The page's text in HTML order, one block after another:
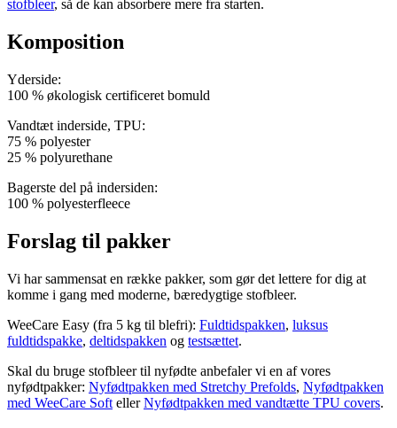
stofbleer, så de kan absorbere mere fra starten.
Komposition
Yderside:
100 % økologisk certificeret bomuld
Vandtæt inderside, TPU:
75 % polyester
25 % polyurethane
Bagerste del på indersiden:
100 % polyesterfleece
Forslag til pakker
Vi har sammensat en række pakker, som gør det lettere for dig at
komme i gang med moderne, bæredygtige stofbleer.
WeeCare Easy (fra 5 kg til blefri): Fuldtidspakken, luksus
fuldtidspakke, deltidspakken og testsættet.
Skal du bruge stofbleer til nyfødte anbefaler vi en af vores
nyfødtpakker: Nyfødtpakken med Stretchy Prefolds, Nyfødtpakken
med WeeCare Soft ellerNyfødtpakken med vandtætte TPU covers.